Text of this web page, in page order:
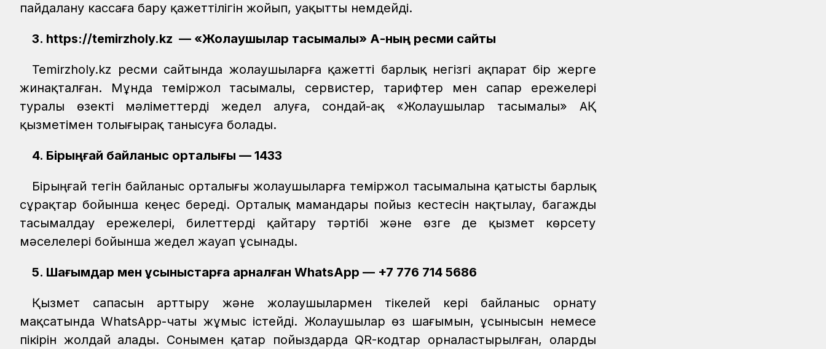
пайдалану кассаға бару қажеттілігін жойып, уақытты үнемдейді.
3. https://temirzholy.kz — «Жолаушылар тасымалы» АҚ-ның ресми сайты
Temirzholy.kz ресми сайтында жолаушыларға қажетті барлық негізгі ақпарат бір жерге
жинақталған. Мұнда теміржол тасымалы, сервистер, тарифтер мен сапар ережелері
туралы өзекті мәліметтерді жедел алуға, сондай-ақ «Жолаушылар тасымалы» АҚ
қызметімен толығырақ танысуға болады.
4. Бірыңғай байланыс орталығы — 1433
Бірыңғай тегін байланыс орталығы жолаушыларға теміржол тасымалына қатысты барлық
сұрақтар бойынша кеңес береді. Орталық мамандары пойыз кестесін нақтылау, багажды
тасымалдау ережелері, билеттерді қайтару тәртібі және өзге де қызмет көрсету
мәселелері бойынша жедел жауап ұсынады.
5. Шағымдар мен ұсыныстарға арналған WhatsApp — +7 776 714 5686
Қызмет сапасын арттыру және жолаушылармен тікелей кері байланыс орнату
мақсатында WhatsApp-чаты жұмыс істейді. Жолаушылар өз шағымын, ұсынысын немесе
пікірін жолдай алады. Сонымен қатар пойыздарда QR-кодтар орналастырылған, оларды